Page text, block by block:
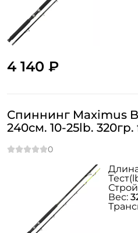
4 140 ₽
Спиннинг Maximus
240см. 10-25lb. 320гр.
Вес: